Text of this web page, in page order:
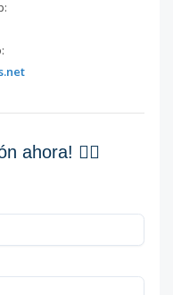
ahora! 👇🏽